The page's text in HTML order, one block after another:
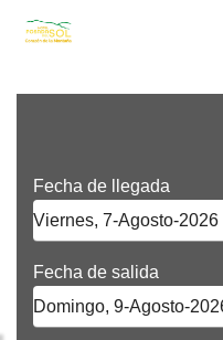
Fecha de llegada
Fecha de salida